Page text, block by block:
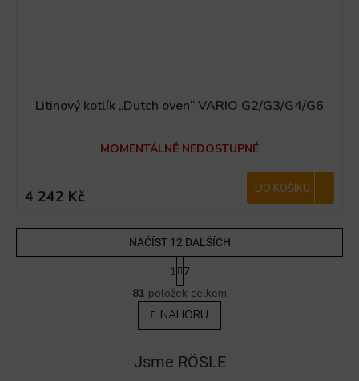
Litinový kotlík „Dutch oven“ VARIO G2/G3/G4/G6
MOMENTÁLNĚ NEDOSTUPNÉ
4 242 Kč DO KOŠÍKU
O
v
l
á
a
NAČÍST 12 DALŠÍCH
t
r
á
n
k
v
á
1 7
81 položek celkem
NAHORU
Jsme RÖSLE